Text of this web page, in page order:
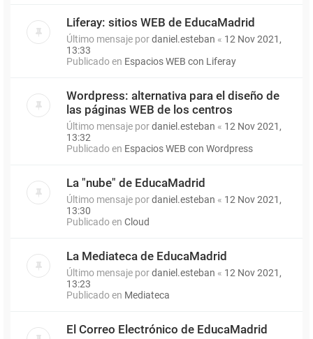
Liferay: sitios WEB de EducaMadrid
Último mensaje pordaniel.esteban « 12 Nov 2021,
13:33
Publicado en Espacios WEB con Liferay
Wordpress: alternativa para el diseño de
las páginas WEB de los centros
Último mensaje pordaniel.esteban « 12 Nov 2021,
13:32
Publicado en Espacios WEB con Wordpress
La "nube" de EducaMadrid
Último mensaje pordaniel.esteban « 12 Nov 2021,
13:30
Publicado en Cloud
La Mediateca de EducaMadrid
Último mensaje pordaniel.esteban « 12 Nov 2021,
13:23
Publicado en Mediateca
El Correo Electrónico de EducaMadrid